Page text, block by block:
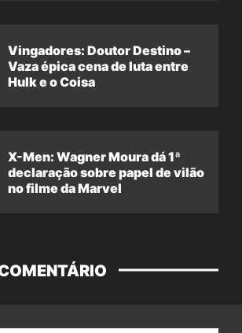
Vingadores: Doutor Destino –
Vaza épica cena de luta entre
Hulk e o Coisa
X-Men: Wagner Moura dá 1ª
declaração sobre papel de vilão
no filme da Marvel